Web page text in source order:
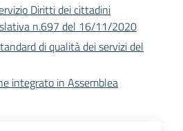
Diritti dei cittadini
n.697 del 16/11/2020
di qualità dei servizi del
integrato in Assemblea